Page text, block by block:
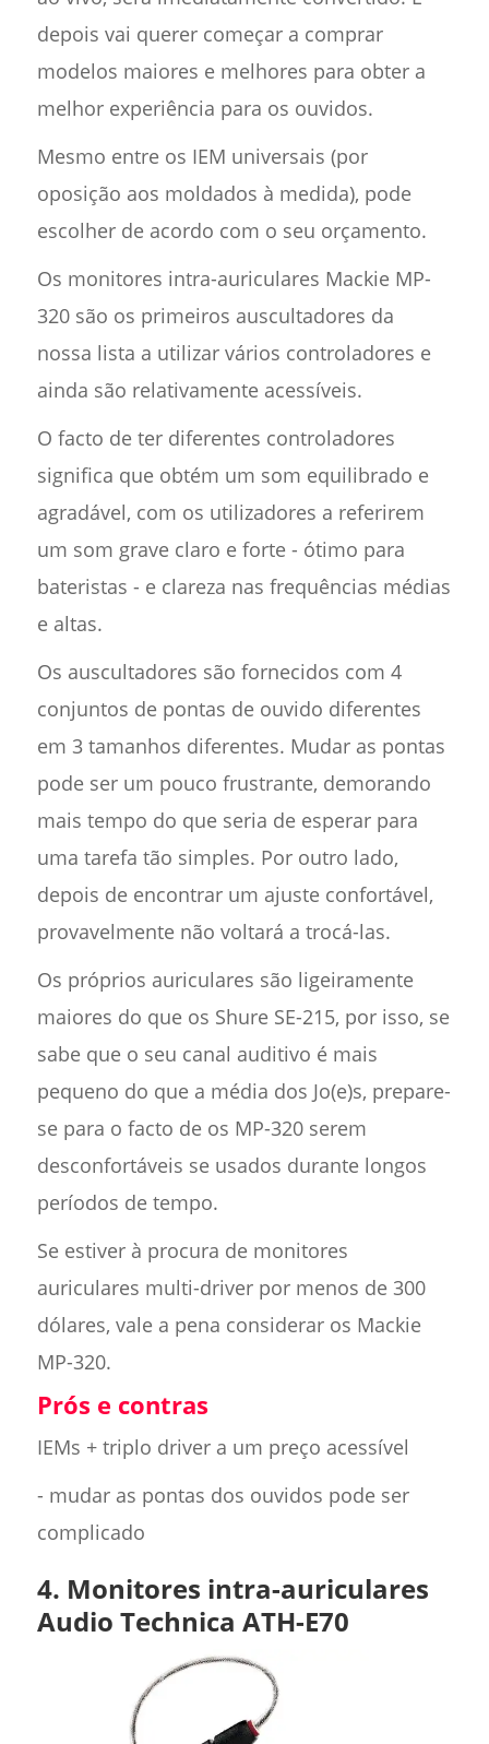
depois vai querer começar a comprar
modelos maiores e melhores para obter a
melhor experiência para os ouvidos.
Mesmo entre os IEM universais (por
oposição aos moldados à medida), pode
escolher de acordo com o seu orçamento.
Os monitores intra-auriculares Mackie MP-
320 são os primeiros auscultadores da
nossa lista a utilizar vários controladores e
ainda são relativamente acessíveis.
O facto de ter diferentes controladores
significa que obtém um som equilibrado e
agradável, com os utilizadores a referirem
um som grave claro e forte - ótimo para
bateristas - e clareza nas frequências médias
e altas.
Os auscultadores são fornecidos com 4
conjuntos de pontas de ouvido diferentes
em 3 tamanhos diferentes. Mudar as pontas
pode ser um pouco frustrante, demorando
mais tempo do que seria de esperar para
uma tarefa tão simples. Por outro lado,
depois de encontrar um ajuste confortável,
provavelmente não voltará a trocá-las.
Os próprios auriculares são ligeiramente
maiores do que os Shure SE-215, por isso, se
sabe que o seu canal auditivo é mais
pequeno do que a média dos Jo(e)s, prepare-
se para o facto de os MP-320 serem
desconfortáveis se usados durante longos
períodos de tempo.
Se estiver à procura de monitores
auriculares multi-driver por menos de 300
dólares, vale a pena considerar os Mackie
MP-320.
Prós e contras
IEMs + triplo driver a um preço acessível
- mudar as pontas dos ouvidos pode ser
complicado
4. Monitores intra-auriculares
Audio Technica ATH-E70